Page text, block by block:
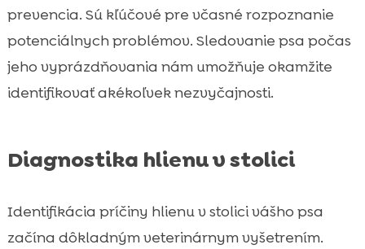
prevencia. Sú kľúčové pre včasné rozpoznanie
potenciálnych problémov. Sledovanie psa počas
jeho vyprázdňovania nám umožňuje okamžite
identifikovať akékoľvek nezvyčajnosti.
Diagnostika hlienu v stolici
Identifikácia príčiny hlienu v stolici vášho psa
začína dôkladným veterinárnym vyšetrením.